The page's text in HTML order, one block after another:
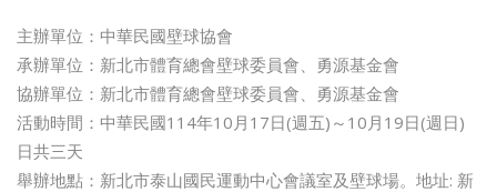
主辦單位：中華民國壁球協會
承辦單位：新北市體育總會壁球委員會、勇源基金會
協辦單位：新北市體育總會壁球委員會、勇源基金會
活動時間：中華民國114年10月17日(週五)～10月19日(週日)
日共三天
舉辦地點：新北市泰山國民運動中心會議室及壁球場。地址: 新